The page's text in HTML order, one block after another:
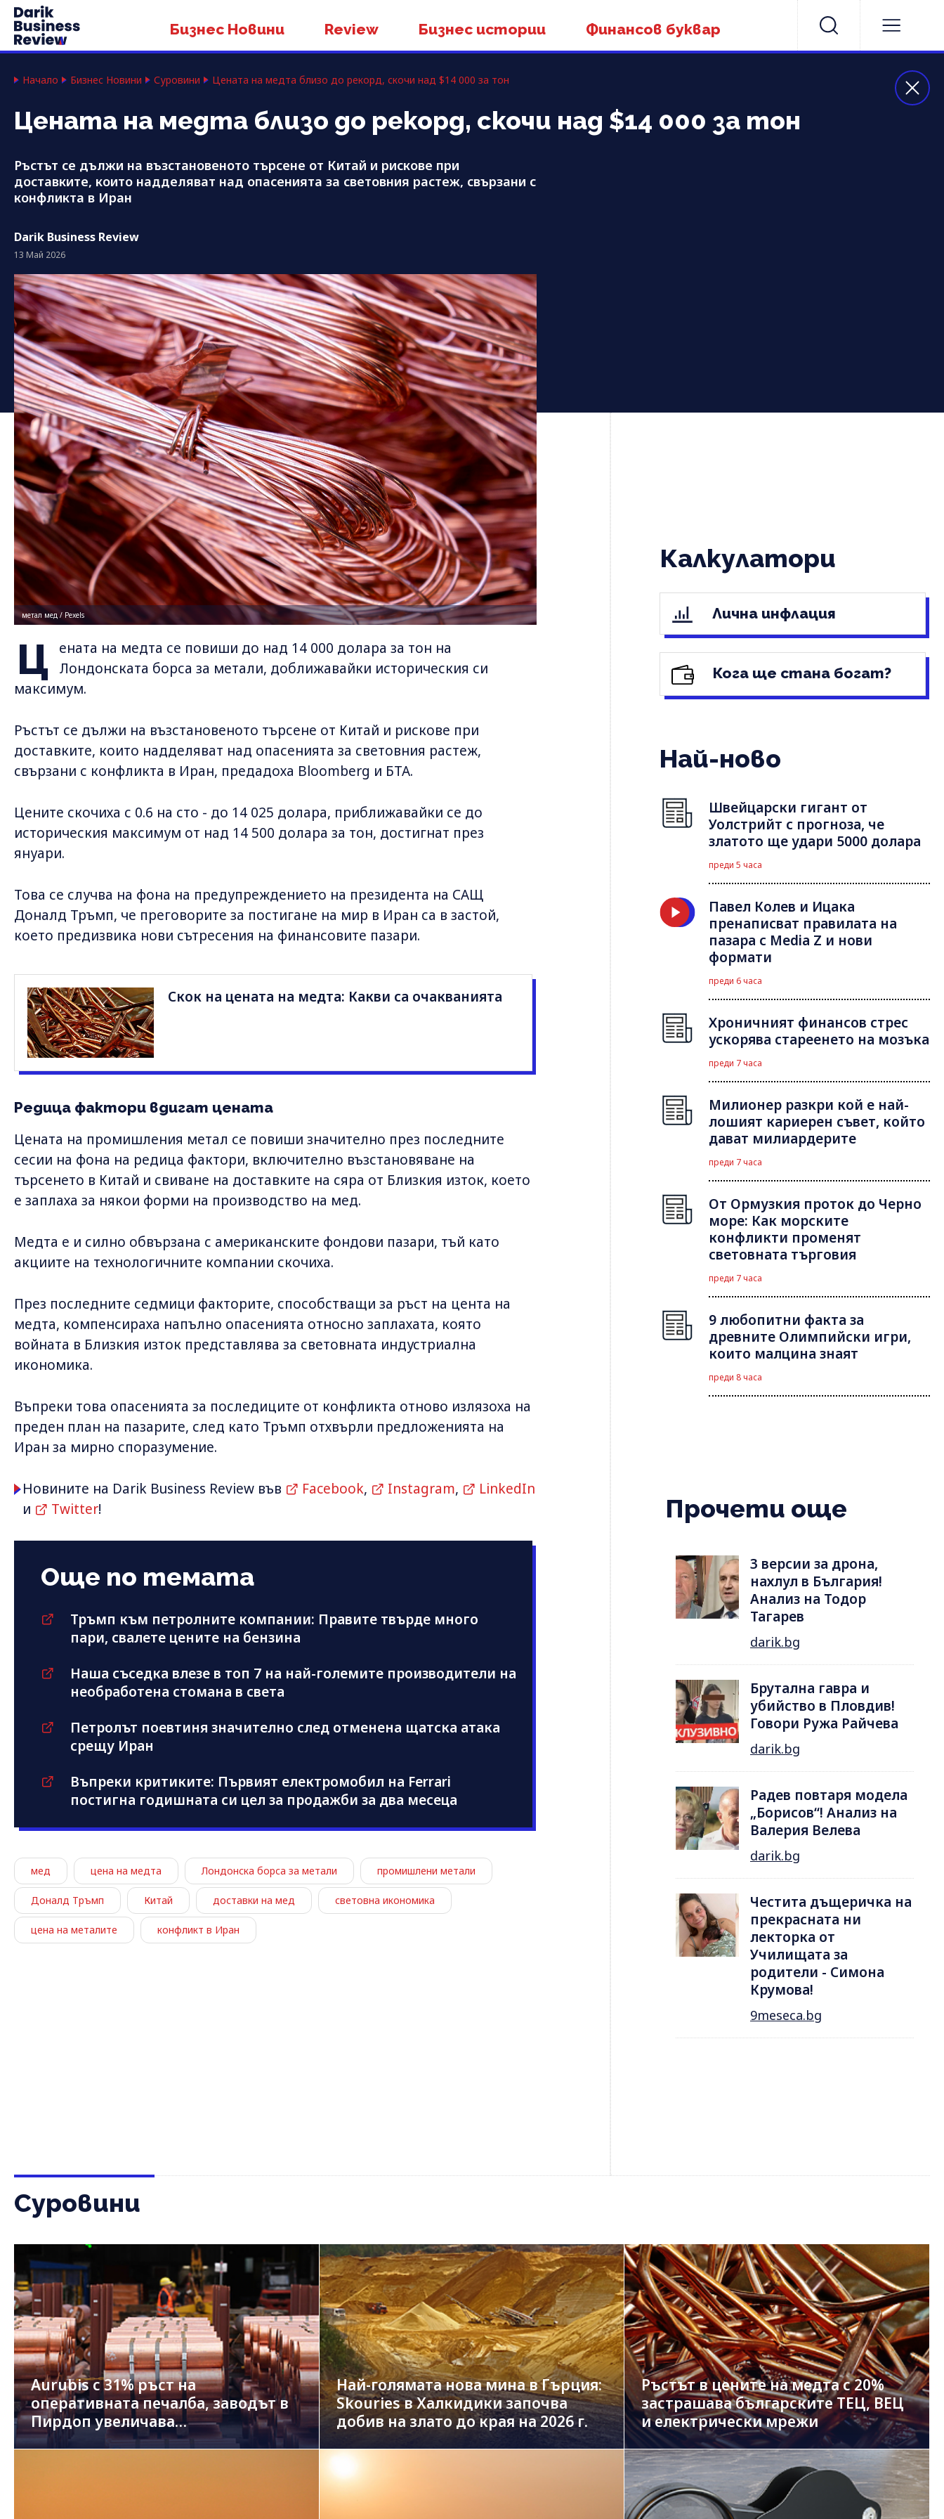
Бизнес Новини Review Бизнес истории Финансов буквар
Начало Бизнес Новини Суровини Цената на медта близо до рекорд, скочи над $14 000 за тон
Цената на медта близо до рекорд, скочи над $14 000 за тон
Ръстът се дължи на възстановеното търсене от Китай и рискове при
доставките, които надделяват над опасенията за световния растеж, свързани с
конфликта в Иран
Darik Business Review
13 Май 2026
метал мед / Pexels
Ц
ената на медта се повиши до над 14 000 долара за тон на
Лондонската борса за метали, доближавайки историческия си
максимум.
Ръстът се дължи на възстановеното търсене от Китай и рискове при
доставките, които надделяват над опасенията за световния растеж,
свързани с конфликта в Иран, предадоха Bloomberg и БТА.
Цените скочиха с 0.6 на сто - до 14 025 долара, приближавайки се до
историческия максимум от над 14 500 долара за тон, достигнат през
януари.
Това се случва на фона на предупреждението на президента на САЩ
Доналд Тръмп, че преговорите за постигане на мир в Иран са в застой,
което предизвика нови сътресения на финансовите пазари.
Скок на цената на медта: Какви са очакванията
Редица фактори вдигат цената
Цената на промишления метал се повиши значително през последните
сесии на фона на редица фактори, включително възстановяване на
търсенето в Китай и свиване на доставките на сяра от Близкия изток, което
е заплаха за някои форми на производство на мед.
Медта е и силно обвързана с американските фондови пазари, тъй като
акциите на технологичните компании скочиха.
През последните седмици факторите, способстващи за ръст на цента на
медта, компенсираха напълно опасенията относно заплахата, която
войната в Близкия изток представлява за световната индустриална
икономика.
Въпреки това опасенията за последиците от конфликта отново излязоха на
преден план на пазарите, след като Тръмп отхвърли предложенията на
Иран за мирно споразумение.
Новините на Darik Business Review във Facebook, Instagram,
LinkedIn
и
Twitter!
Още по темата
Тръмп към петролните компании: Правите твърде много
пари, свалете цените на бензина
Наша съседка влезе в топ 7 на най-големите производители на
необработена стомана в света
Петролът поевтиня значително след отменена щатска атака
срещу Иран
Въпреки критиките: Първият електромобил на Ferrari
постигна годишната си цел за продажби за два месеца
мед цена на медта Лондонска борса за метали промишлени метали
Доналд Тръмп Китай доставки на мед световна икономика
цена на металите конфликт в Иран
Калкулатори
Лична инфлация
Кога ще стана богат?
Най-ново
Швейцарски гигант от
Уолстрийт с прогноза, че
златото ще удари 5000 долара
преди 5 часа
Павел Колев и Ицака
пренаписват правилата на
пазара с Media Z и нови
формати
преди 6 часа
Хроничният финансов стрес
ускорява стареенето на мозъка
преди 7 часа
Милионер разкри кой е най-
лошият кариерен съвет, който
дават милиардерите
преди 7 часа
От Ормузкия проток до Черно
море: Как морските
конфликти променят
световната търговия
преди 7 часа
9 любопитни факта за
древните Олимпийски игри,
които малцина знаят
преди 8 часа
Прочети още
3 версии за дрона,
нахлул в България!
Анализ на Тодор
Тагарев
darik.bg
Брутална гавра и
убийство в Пловдив!
Говори Ружа Райчева
darik.bg
Радев повтаря модела
„Борисов“! Анализ на
Валерия Велева
darik.bg
Честита дъщеричка на
прекрасната ни
лекторка от
Училищата за
родители - Симона
Крумова!
9meseca.bg
Суровини
Aurubis с 31% ръст на
оперативната печалба, заводът в
Пирдоп увеличава
производството
Най-голямата нова мина в Гърция:
Skouries в Халкидики започва
добив на злато до края на 2026 г.
Ръстът в цените на медта с 20%
застрашава българските ТЕЦ, ВЕЦ
и електрически мрежи